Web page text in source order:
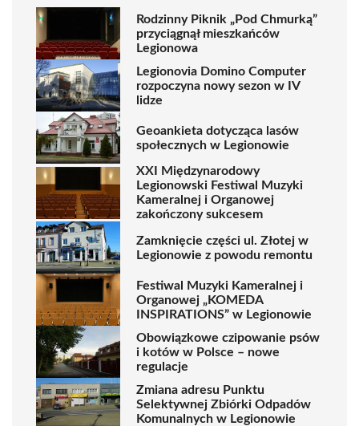
Rodzinny Piknik „Pod Chmurką”
przyciągnął mieszkańców
Legionowa
Legionovia Domino Computer
rozpoczyna nowy sezon w IV
lidze
Geoankieta dotycząca lasów
społecznych w Legionowie
XXI Międzynarodowy
Legionowski Festiwal Muzyki
Kameralnej i Organowej
zakończony sukcesem
Zamknięcie części ul. Złotej w
Legionowie z powodu remontu
Festiwal Muzyki Kameralnej i
Organowej „KOMEDA
INSPIRATIONS” w Legionowie
Obowiązkowe czipowanie psów
i kotów w Polsce – nowe
regulacje
Zmiana adresu Punktu
Selektywnej Zbiórki Odpadów
Komunalnych w Legionowie